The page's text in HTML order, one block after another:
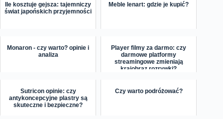
Ile kosztuje gejsza: tajemniczy
świat japońskich przyjemności
Meble lenart: gdzie je kupić?
Monaron - czy warto? opinie i
analiza
Player filmy za darmo: czy
darmowe platformy
streamingowe zmieniają
krajobraz rozrywki?
Sutricon opinie: czy
antykoncepcyjne plastry są
skuteczne i bezpieczne?
Czy warto podróżować?